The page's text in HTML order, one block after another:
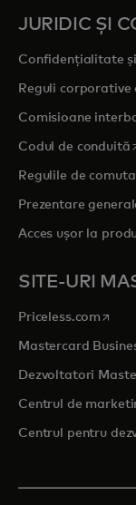
JURIDIC ȘI
Confidențialitate
Reguli
Comisioane
Codul de conduită
Regulile de
Prezentare
Acces ușor la
SITE-URI
Priceless.com
Mastercard
Dezvoltatori
Centrul de
Centrul pentru